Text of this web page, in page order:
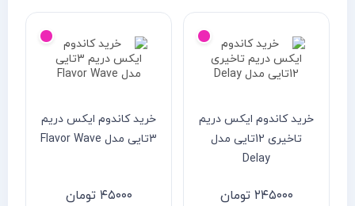
خرید کاندوم ایکس دریم
تاخیری 12تایی مدل
Delay
۲۴۵۰۰۰ تومان
خرید کاندوم ایکس دریم
3تایی مدل Flavor Wave
۴۵۰۰۰ تومان